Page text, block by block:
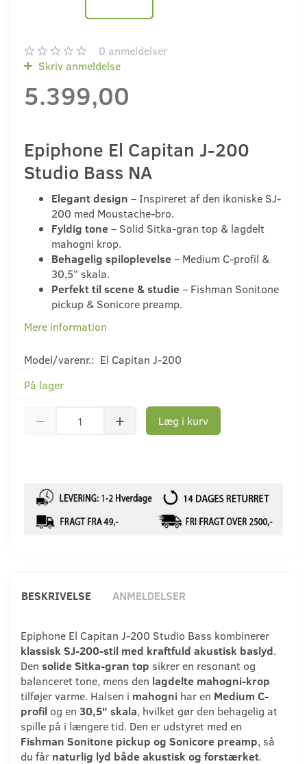
0 anmeldelser
Skriv anmeldelse
5.399,00
Epiphone El Capitan J-200
Studio Bass NA
Elegant design – Inspireret af den ikoniske SJ-
200 med Moustache-bro.
Fyldig tone– Solid Sitka-gran top & lagdelt
mahogni krop.
Behagelig spiloplevelse– Medium C-profil &
30,5" skala.
Perfekt til scene & studie– Fishman Sonitone
pickup & Sonicore preamp.
Mere information
Model/varenr.: El Capitan J-200
På lager
Læg i kurv
BESKRIVELSE ANMELDELSER
Epiphone El Capitan J-200 Studio Bass kombinerer
klassisk SJ-200-stil med kraftfuld akustisk baslyd.
Den solide Sitka-gran top sikrer en resonant og
balanceret tone, mens den lagdelte mahogni-krop
tilføjer varme. Halsen i mahogni har en Medium C-
profil og en 30,5" skala, hvilket gør den behagelig at
spille på i længere tid. Den er udstyret med en
Fishman Sonitone pickup og Sonicore preamp, så
du får naturlig lyd både akustisk og forstærket.